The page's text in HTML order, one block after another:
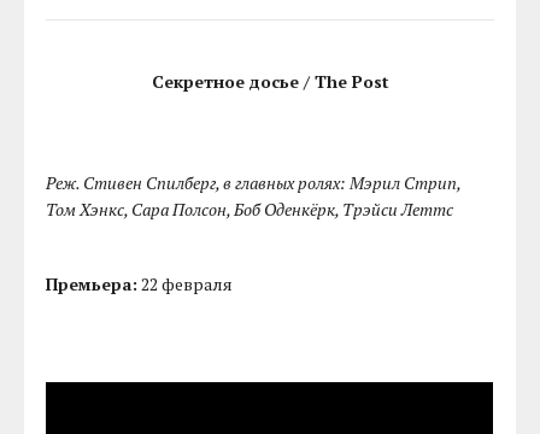
Секретное досье / The Post
Реж. Стивен Спилберг, в главных ролях: Мэрил Стрип,
Том Хэнкс, Сара Полсон, Боб Оденкёрк, Трэйси Леттс
Премьера: 22 февраля